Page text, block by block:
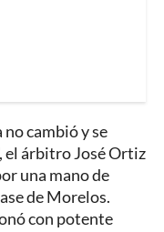
cambió y se
el árbitro José Ortiz
una mano de
de Morelos.
con potente